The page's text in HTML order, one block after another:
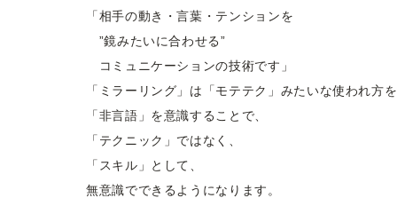
「相手の動き・言葉・テンションを
”鏡みたいに合わせる”
コミュニケーションの技術です」
「ミラーリング」は「モテテク」みたいな使われ方
「非言語」を意識することで、
「テクニック」ではなく、
「スキル」として、
無意識でできるようになります。